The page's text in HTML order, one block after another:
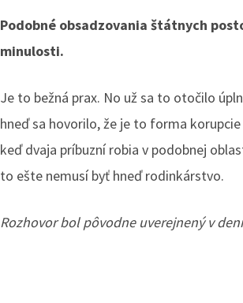
Podobné obsadzovania štátnych
minulosti.
Je to bežná prax. No už sa to otočilo
hneď sa hovorilo, že je to forma
keď dvaja príbuzní robia v podobnej
to ešte nemusí byť hneď rodinkárstvo.
Rozhovor bol pôvodne uverejnený v